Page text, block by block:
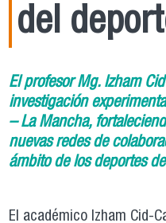
del
El profesor Mg. Izham
investigación
– La Mancha,
nuevas redes de
ámbito de los deportes
El académico Izham Cid-